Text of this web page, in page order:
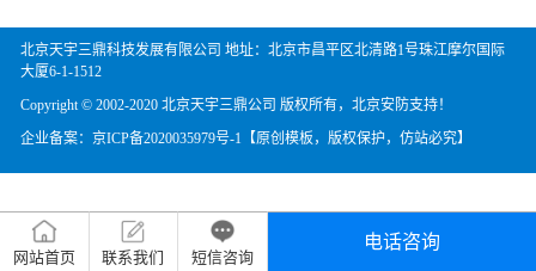
北京天宇三鼎科技发展有限公司 地址：北京市昌平区北清路1号珠江摩尔国际
大厦6-1-1512
Copyright © 2002-2020 北京天宇三鼎公司 版权所有，北京安防支持！
企业备案： 京ICP备2020035979号-1 【原创模板，版权保护，仿站必究】
网站首页 联系我们 短信咨询
电话咨询